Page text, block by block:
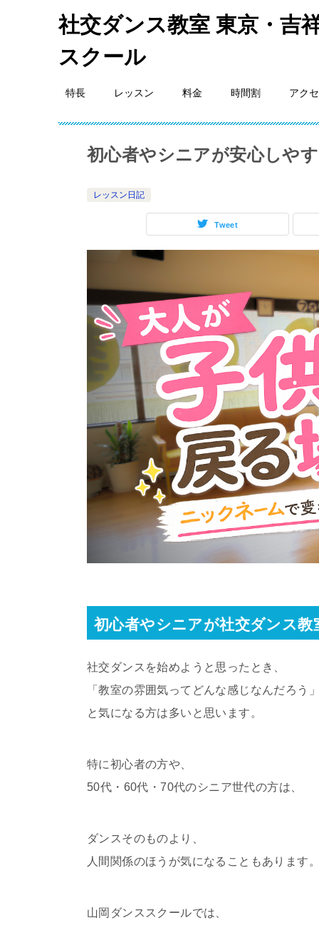
社交ダンス教室 東京・吉
スクール
特長 レッスン 料金 時間割 アク
初心者やシニアが安心しや
レッスン日記
Tweet
初心者やシニアが社交ダンス
社交ダンスを始めようと思ったとき、
「教室の雰囲気ってどんな感じなんだろう
と気になる方は多いと思います。
特に初心者の方や、
50代・60代・70代のシニア世代の方は、
ダンスそのものより、
人間関係のほうが気になることもあります
山岡ダンススクールでは、